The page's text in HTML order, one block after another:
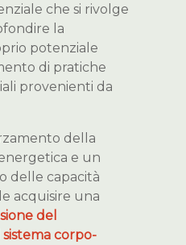
che si rivolge
la
potenziale
di pratiche
provenienti da
della
e un
delle capacità
acquisire una
del
corpo-